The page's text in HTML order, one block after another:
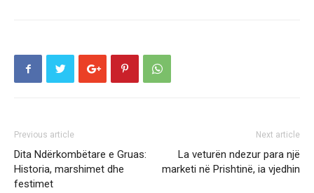
Previous article
Dita Ndërkombëtare e Gruas:
Historia, marshimet dhe
festimet
Next article
La veturën ndezur para një
marketi në Prishtinë, ia vjedhin